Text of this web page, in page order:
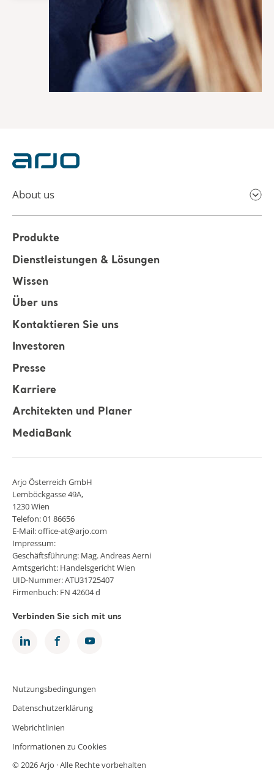
About us
Produkte
Dienstleistungen & Lösungen
Wissen
Über uns
Kontaktieren Sie uns
Investoren
Presse
Karriere
Architekten und Planer
MediaBank
Arjo Österreich GmbH
Lemböckgasse 49A,
1230 Wien
Telefon: 01 86656
E-Mail: office-at@arjo.com
Impressum:
Geschäftsführung: Mag. Andreas Aerni
Amtsgericht: Handelsgericht Wien
UID-Nummer: ATU31725407
Firmenbuch: FN 42604 d
Verbinden Sie sich mit uns
Nutzungsbedingungen
Datenschutzerklärung
Webrichtlinien
Informationen zu Cookies
© 2026 Arjo · Alle Rechte vorbehalten